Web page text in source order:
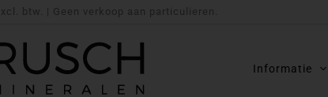
btw. | Geen verkoop aan particulieren.
Informatie